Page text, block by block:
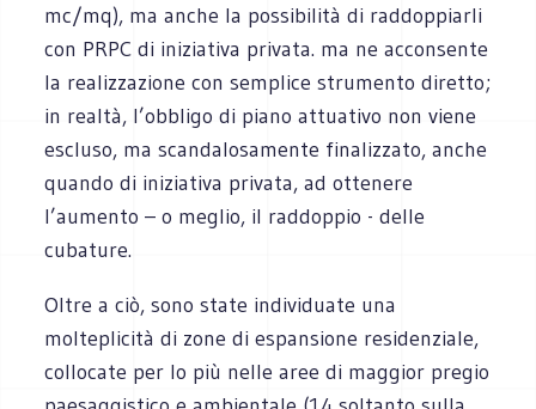
mc/mq), ma anche la possibilità di raddoppiarli
con PRPC di iniziativa privata. ma ne acconsente
la realizzazione con semplice strumento diretto;
in realtà, l’obbligo di piano attuativo non viene
escluso, ma scandalosamente finalizzato, anche
quando di iniziativa privata, ad ottenere
l’aumento – o meglio, il raddoppio - delle
cubature.
Oltre a ciò, sono state individuate una
molteplicità di zone di espansione residenziale,
collocate per lo più nelle aree di maggior pregio